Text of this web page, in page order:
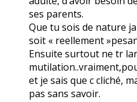
ses parents.
Que tu sois de nature
soit « reellement
Ensuite surtout ne tr
et je sais que c cliché,
pas sans savoir.